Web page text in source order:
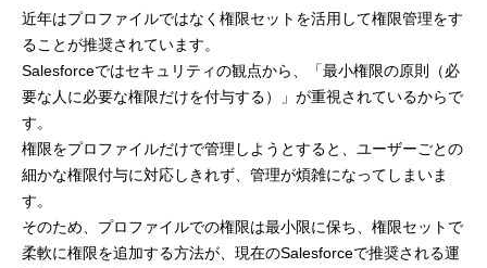
近年はプロファイルではなく権限セットを活用して権限管理をす
ることが推奨されています。
Salesforceではセキュリティの観点から、「最小権限の原則（必
要な人に必要な権限だけを付与する）」が重視されているからで
す。
権限をプロファイルだけで管理しようとすると、ユーザーごとの
細かな権限付与に対応しきれず、管理が煩雑になってしまいま
す。
そのため、プロファイルでの権限は最小限に保ち、権限セットで
柔軟に権限を追加する方法が、現在のSalesforceで推奨される運